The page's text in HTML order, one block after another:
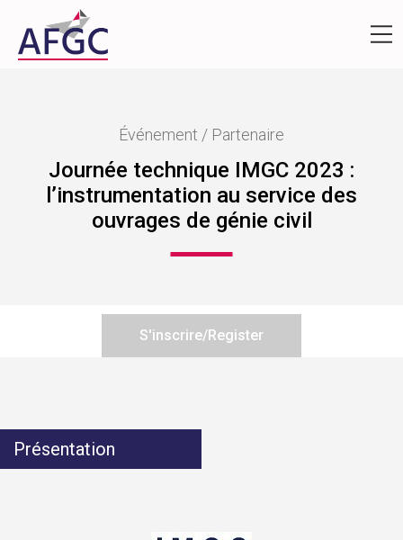
Événement / Partenaire
Journée technique IMGC 2023 :
l’instrumentation au service des
ouvrages de génie civil
S'inscrire/Register
Présentation